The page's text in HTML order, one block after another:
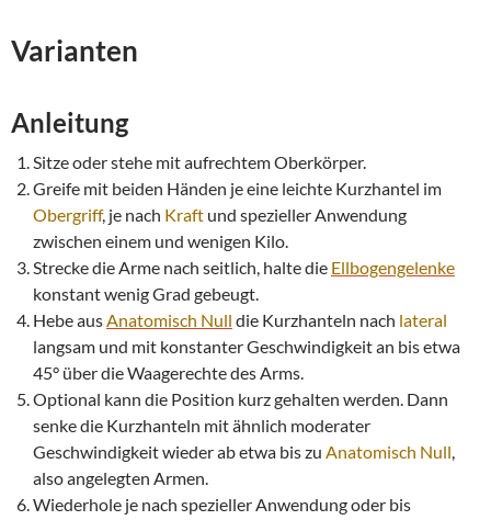
Varianten
Anleitung
Sitze oder stehe mit aufrechtem Oberkörper.
Greife mit beiden Händen je eine leichte Kurzhantel im
Obergriff, je nach Kraft und spezieller Anwendung
zwischen einem und wenigen Kilo.
Strecke die Arme nach seitlich, halte die Ellbogengelenke
konstant wenig Grad gebeugt.
Hebe aus Anatomisch Null die Kurzhanteln nach lateral
langsam und mit konstanter Geschwindigkeit an bis etwa
45° über die Waagerechte des Arms.
Optional kann die Position kurz gehalten werden. Dann
senke die Kurzhanteln mit ähnlich moderater
Geschwindigkeit wieder ab etwa bis zu Anatomisch Null
also angelegten Armen.
Wiederhole je nach spezieller Anwendung oder bis